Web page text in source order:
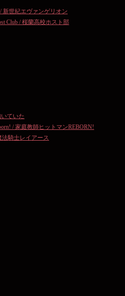
/ 新世紀エヴァンゲリオン
Club / 桜蘭高校ホスト部
いていた
/ 家庭教師ヒットマンREBORN!
法騎士レイアース